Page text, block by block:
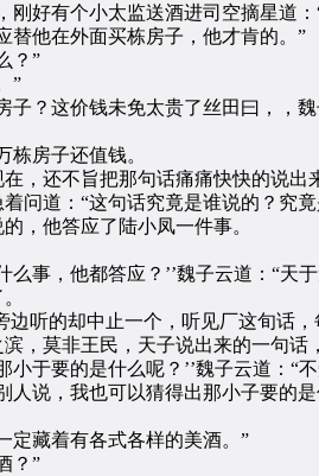
好有个小太监送酒进司空摘星道：
他在外面买栋房子，他才肯的。”
？”
”
这价钱未免太贵了丝田曰，，魏
房子还值钱。
还不旨把那句话痛痛快快的说出
道：“这句话究竟是谁说的？究竟
他答应了陆小凤一件事。
，他都答应？’’魏子云道：“天
听的却中止一个，听见厂这旬话，
莫非王民，天子说出来的一句话
于要的是什么呢？’’魏子云道：“
说，我也可以猜得出那小子要的是
藏着有各式各样的美酒。”
？”